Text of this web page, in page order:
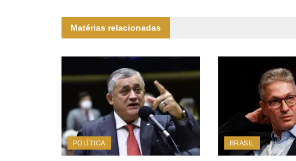
Matérias relacionadas
POLÍTICA BRASIL